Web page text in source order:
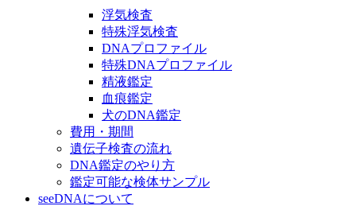
浮気検査
特殊浮気検査
DNAプロファイル
特殊DNAプロファイル
精液鑑定
血痕鑑定
犬のDNA鑑定
費用・期間
遺伝子検査の流れ
DNA鑑定のやり方
鑑定可能な検体サンプル
seeDNAについて